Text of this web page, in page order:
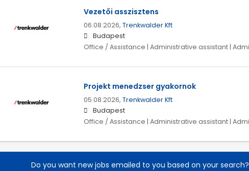
Vezetői asszisztens
06.08.2026, Trenkwalder Kft
Budapest
Office / Assistance | Administrative assistant |
Projekt menedzser gyakornok
05.08.2026, Trenkwalder Kft
Budapest
Office / Assistance | Administrative assistant |
Do you want new jobs emailed to you based on your search?